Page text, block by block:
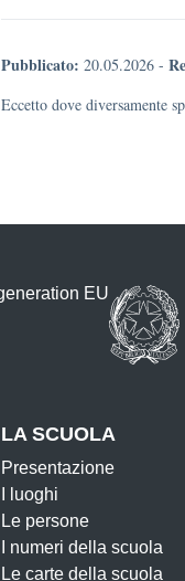
Pubblicato: 20.05.2026 -
Eccetto dove diversamente
LA SCUOLA
Presentazione
I luoghi
Le persone
I numeri della scuola
Le carte della scuola